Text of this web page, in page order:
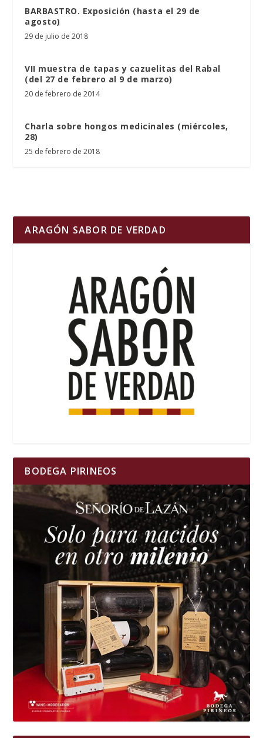
BARBASTRO. Exposición (hasta el 29 de
agosto)
29 de julio de 2018
VII muestra de tapas y cazuelitas del Rabal
(del 27 de febrero al 9 de marzo)
20 de febrero de 2014
Charla sobre hongos medicinales (miércoles,
28)
25 de febrero de 2018
ARAGÓN SABOR DE VERDAD
BODEGA PIRINEOS